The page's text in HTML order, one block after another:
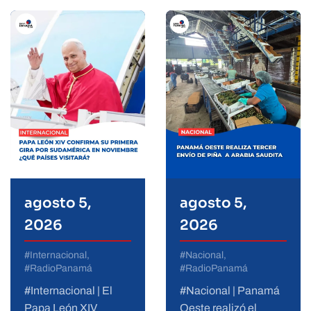
agosto 5,
2026
#Internacional,
#RadioPanamá
#Internacional | El
Papa León XIV
agosto 5,
2026
#Nacional,
#RadioPanamá
#Nacional | Panamá
Oeste realizó el